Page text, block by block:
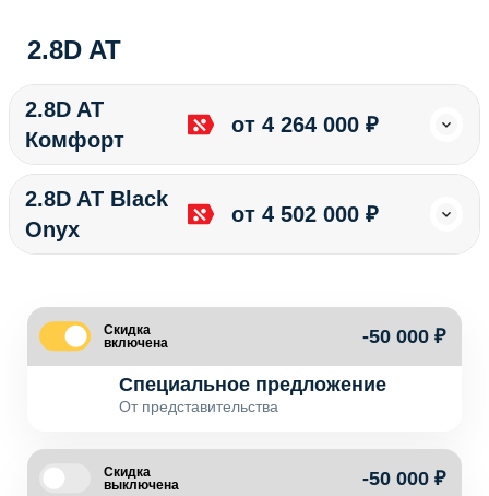
2.8D AT
2.8D AT
Комфорт
от 4 264 000 ₽
2.8D AT Black
Onyx
от 4 502 000 ₽
Скидка
включена
-50 000 ₽
Специальное предложение
От представительства
Скидка
выключена
-50 000 ₽